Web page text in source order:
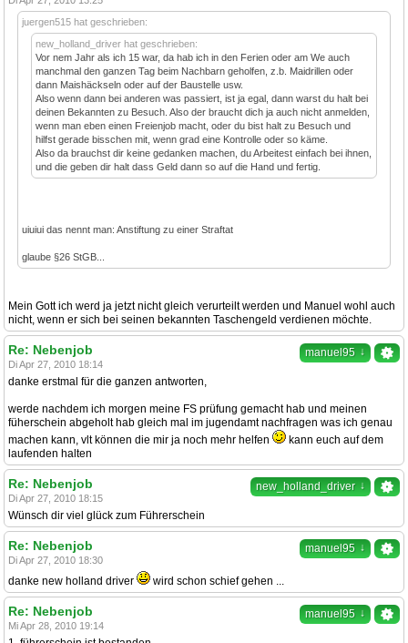
juergen515 hat geschrieben:
new_holland_driver hat geschrieben:
Vor nem Jahr als ich 15 war, da hab ich in den Ferien oder am We auch
manchmal den ganzen Tag beim Nachbarn geholfen, z.b. Maidrillen oder
dann Maishäckseln oder auf der Baustelle usw.
Also wenn dann bei anderen was passiert, ist ja egal, dann warst du halt bei
deinen Bekannten zu Besuch. Also der braucht dich ja auch nicht anmelden,
wenn man eben einen Freienjob macht, oder du bist halt zu Besuch und
hilfst gerade bisschen mit, wenn grad eine Kontrolle oder so käme.
Also da brauchst dir keine gedanken machen, du Arbeitest einfach bei ihnen,
und die geben dir halt dass Geld dann so auf die Hand und fertig.
uiuiui das nennt man: Anstiftung zu einer Straftat
glaube §26 StGB...
Mein Gott ich werd ja jetzt nicht gleich verurteilt werden und Manuel wohl auch
nicht, wenn er sich bei seinen bekannten Taschengeld verdienen möchte.
manuel95 ↓
Re: Nebenjob
Di Apr 27, 2010 18:14
danke erstmal für die ganzen antworten,
werde nachdem ich morgen meine FS prüfung gemacht hab und meinen
füherschein abgeholt hab gleich mal im jugendamt nachfragen was ich genau
machen kann, vlt können die mir ja noch mehr helfen
kann euch auf dem
laufenden halten
new_holland_driver ↓
Re: Nebenjob
Di Apr 27, 2010 18:15
Wünsch dir viel glück zum Führerschein
manuel95 ↓
Re: Nebenjob
Di Apr 27, 2010 18:30
danke new holland driver wird schon schief gehen ...
manuel95 ↓
Re: Nebenjob
Mi Apr 28, 2010 19:14